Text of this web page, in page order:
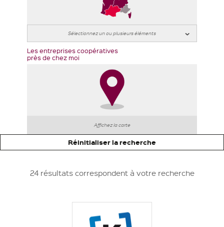
Les entreprises coopératives
près de chez moi
Affichez la carte
Réinitialiser la recherche
24 résultats correspondent à votre recherche